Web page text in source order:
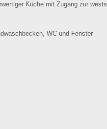
Küche mit Zugang zur
WC und Fenster